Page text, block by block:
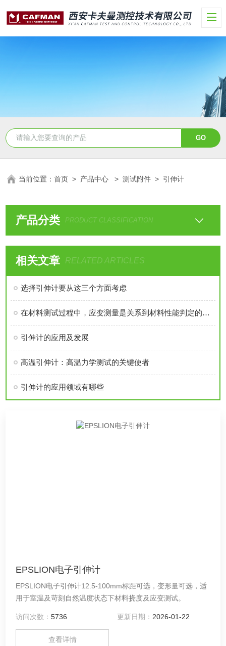
当前位置：首页 > 产品中心 >测试附件 > 引伸计
产品分类 PRODUCT CLASSIFICATION
相关文章 RELATED ARTICLES
选择引伸计要从这三个方面考虑
在材料测试过程中，应变测量是关系到材料性能判定的重要环节
引伸计的应用及发展
高温引伸计：高温力学测试的关键使者
引伸计的应用领域有哪些
EPSLION电子引伸计
EPSLION电子引伸计12.5-100mm标距可选，变形量可选，适
用于室温及苛刻自然温度状态下材料挠度及应变测试。
访问次数：5736 更新日期： 2026-01-22
查看详情